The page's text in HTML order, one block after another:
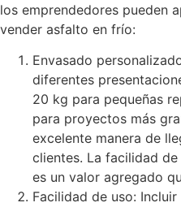
los emprendedores pueden
vender asfalto en frío:
Envasado
diferentes
20 kg para pequeñas
para proyectos más
excelente manera de
clientes. La facilidad
es un valor agregado
Facilidad de uso: